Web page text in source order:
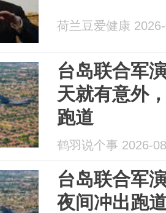
荷兰豆爱健康
台岛联合军
天就有意外
跑道
鹤羽说个事 2026-
台岛联合军
夜间冲出跑